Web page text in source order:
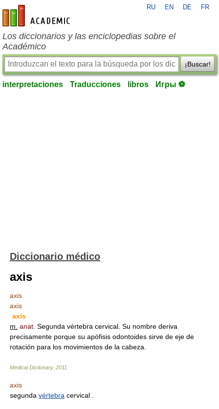
es-academic.com
RU EN DE FR
Los diccionarios y las enciclopedias sobre el
Académico
¡Buscar!
interpretaciones Traducciones libros Игры ⚽
Diccionario médico
axis
axis
axis
axis
m. anat. Segunda vértebra cervical. Su nombre deriva
precisamente porque su apófisis odontoides sirve de eje de
rotación para los movimientos de la cabeza.
Medical Dictionary. 2011
axis
segunda vértebra cervical .